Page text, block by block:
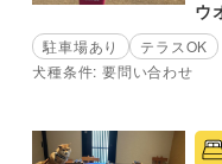
ウ
駐車場あり
テラスOK
犬種条件: 要問い合わせ